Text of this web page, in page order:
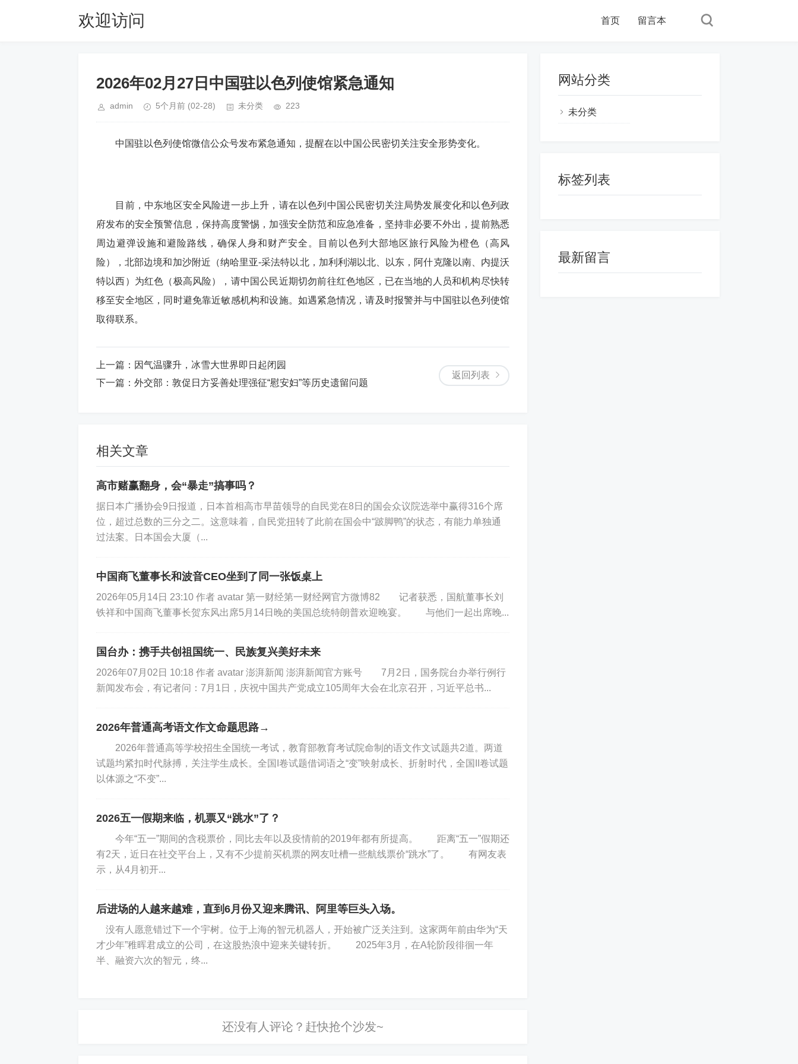
欢迎访问 首页 留言本
2026年02月27日中国驻以色列使馆紧急通知
admin 5个月前 (02-28) 未分类 223
中国驻以色列使馆微信公众号发布紧急通知，提醒在以中国公民密切关注安全形势变化。
目前，中东地区安全风险进一步上升，请在以色列中国公民密切关注局势发展变化和以色列政
府发布的安全预警信息，保持高度警惕，加强安全防范和应急准备，坚持非必要不外出，提前熟悉
周边避弹设施和避险路线，确保人身和财产安全。目前以色列大部地区旅行风险为橙色（高风
险），北部边境和加沙附近（纳哈里亚-采法特以北，加利利湖以北、以东，阿什克隆以南、内提沃
特以西）为红色（极高风险），请中国公民近期切勿前往红色地区，已在当地的人员和机构尽快转
移至安全地区，同时避免靠近敏感机构和设施。如遇紧急情况，请及时报警并与中国驻以色列使馆
取得联系。
返回列表
上一篇： 因气温骤升，冰雪大世界即日起闭园
下一篇： 外交部：敦促日方妥善处理强征“慰安妇”等历史遗留问题
相关文章
高市赌赢翻身，会“暴走”搞事吗？
据日本广播协会9日报道，日本首相高市早苗领导的自民党在8日的国会众议院选举中赢得316个席
位，超过总数的三分之二。这意味着，自民党扭转了此前在国会中“跛脚鸭”的状态，有能力单独通
过法案。日本国会大厦（...
中国商飞董事长和波音CEO坐到了同一张饭桌上
2026年05月14日 23:10 作者 avatar 第一财经第一财经网官方微博82 记者获悉，国航董事长刘
铁祥和中国商飞董事长贺东风出席5月14日晚的美国总统特朗普欢迎晚宴。 与他们一起出席晚...
国台办：携手共创祖国统一、民族复兴美好未来
2026年07月02日 10:18 作者 avatar 澎湃新闻 澎湃新闻官方账号 7月2日，国务院台办举行例行
新闻发布会，有记者问：7月1日，庆祝中国共产党成立105周年大会在北京召开，习近平总书...
2026年普通高考语文作文命题思路→
2026年普通高等学校招生全国统一考试，教育部教育考试院命制的语文作文试题共2道。两道
试题均紧扣时代脉搏，关注学生成长。全国I卷试题借词语之“变”映射成长、折射时代，全国II卷试题
以体源之“不变”...
2026五一假期来临，机票又“跳水”了？
今年“五一”期间的含税票价，同比去年以及疫情前的2019年都有所提高。 距离“五一”假期还
有2天，近日在社交平台上，又有不少提前买机票的网友吐槽一些航线票价“跳水”了。 有网友表
示，从4月初开...
后进场的人越来越难，直到6月份又迎来腾讯、阿里等巨头入场。
没有人愿意错过下一个宇树。位于上海的智元机器人，开始被广泛关注到。这家两年前由华为“天
才少年”稚晖君成立的公司，在这股热浪中迎来关键转折。 2025年3月，在A轮阶段徘徊一年
半、融资六次的智元，终...
网站分类
未分类
标签列表
最新留言